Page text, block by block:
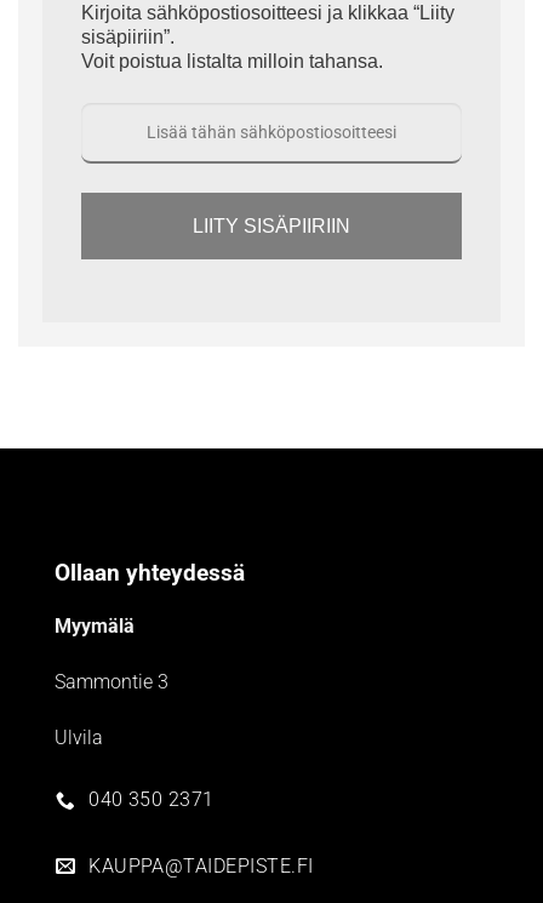
Kirjoita sähköpostiosoitteesi ja klikkaa “Liity
sisäpiiriin”.
Voit poistua listalta milloin tahansa.
LIITY SISÄPIIRIIN
Ollaan yhteydessä
Myymälä
Sammontie 3
Ulvila
040 350 2371
KAUPPA@TAIDEPISTE.FI